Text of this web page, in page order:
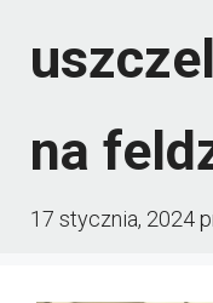
na
17 stycznia, 2024